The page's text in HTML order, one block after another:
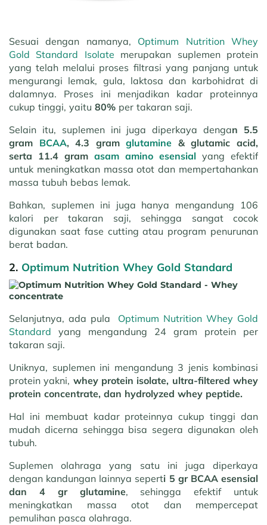
Sesuai dengan namanya, Optimum Nutrition Whey
Gold Standard Isolate merupakan suplemen protein
yang telah melalui proses filtrasi yang panjang untuk
mengurangi lemak, gula, laktosa dan karbohidrat di
dalamnya. Proses ini menjadikan kadar proteinnya
cukup tinggi, yaitu 80% per takaran saji.
Selain itu, suplemen ini juga diperkaya dengan 5.5
gram BCAA, 4.3 gramglutamine & glutamic acid,
serta 11.4 gram asam amino esensial yang efektif
untuk meningkatkan massa otot dan mempertahankan
massa tubuh bebas lemak.
Bahkan, suplemen ini juga hanya mengandung 106
kalori per takaran saji, sehingga sangat cocok
digunakan saat fase cutting atau program penurunan
berat badan.
2. Optimum Nutrition Whey Gold Standard
Selanjutnya, ada pula
Optimum Nutrition Whey Gold
Standard yang mengandung 24 gram protein per
takaran saji.
Uniknya, suplemen ini mengandung 3 jenis kombinasi
protein yakni, whey protein isolate, ultra-filtered whey
protein concentrate, dan hydrolyzed whey peptide.
Hal ini membuat kadar proteinnya cukup tinggi dan
mudah dicerna sehingga bisa segera digunakan oleh
tubuh.
Suplemen olahraga yang satu ini juga diperkaya
dengan kandungan lainnya seperti 5 gr BCAA esensial
dan 4 gr glutamine, sehingga efektif untuk
meningkatkan massa otot dan mempercepat
pemulihan pasca olahraga.